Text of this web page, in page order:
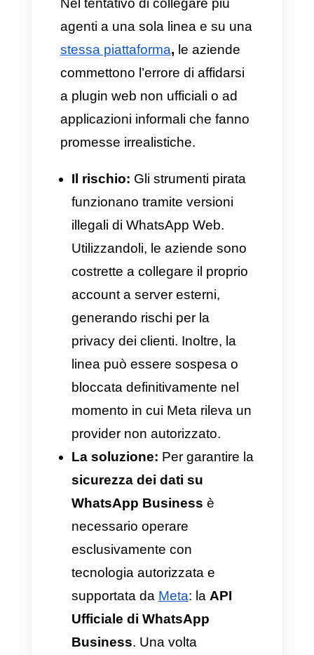
Di seguito analizziamo i 3 rischi
più pericolosi per la
dei dati su WhatsApp
Businesse come risolverli con
soluzioni definitive e
Rischi e soluzioni per la
sicurezza dei dati su
WhatsApp Business
1. Il pericolo degli
strumentipirata
rischio di blocco
immediato
Nel tentativo di collegare più
agenti a una sola linea e su una
stessa piattaforma
commettono l’errore di affidarsi
a plugin web non ufficiali o ad
applicazioni informali che fanno
promesse irrealistiche.
Il rischio:Gli strumenti pirata